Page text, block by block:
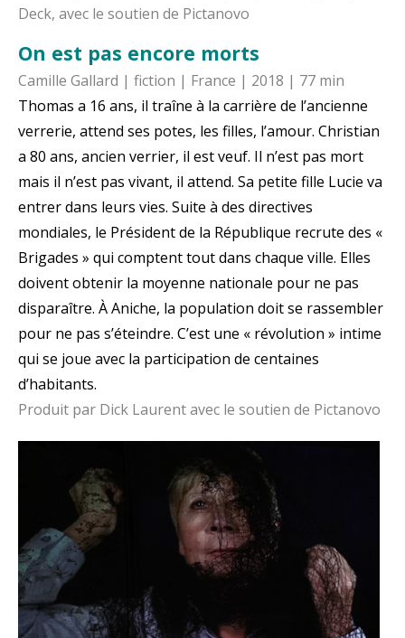
Deck, avec le soutien de Pictanovo
On est pas encore morts
Camille Gallard | fiction | France | 2018 | 77 min
Thomas a 16 ans, il traîne à la carrière de l’ancienne
verrerie, attend ses potes, les filles, l’amour. Christian
a 80 ans, ancien verrier, il est veuf. Il n’est pas mort
mais il n’est pas vivant, il attend. Sa petite fille Lucie va
entrer dans leurs vies. Suite à des directives
mondiales, le Président de la République recrute des «
Brigades » qui comptent tout dans chaque ville. Elles
doivent obtenir la moyenne nationale pour ne pas
disparaître. À Aniche, la population doit se rassembler
pour ne pas s’éteindre. C’est une « révolution » intime
qui se joue avec la participation de centaines
d’habitants.
Produit par Dick Laurent avec le soutien de Pictanovo